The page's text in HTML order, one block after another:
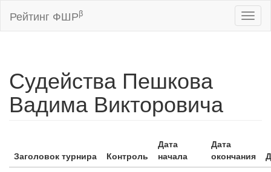
Рейтинг ФШРβ
Судейства Пешкова
Вадима Викторовича
Заголовок турнира Контроль
Дата
начала
Дата
окончания